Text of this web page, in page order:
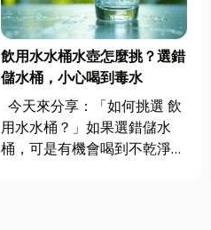
飲用水水桶水壺怎麼挑？選錯
儲水桶，小心喝到毒水
今天來分享：「如何挑選 飲
用水水桶？」如果選錯儲水
桶，可是有機會喝到不乾淨的